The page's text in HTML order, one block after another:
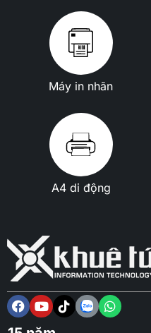
Máy in nhãn
A4 di động